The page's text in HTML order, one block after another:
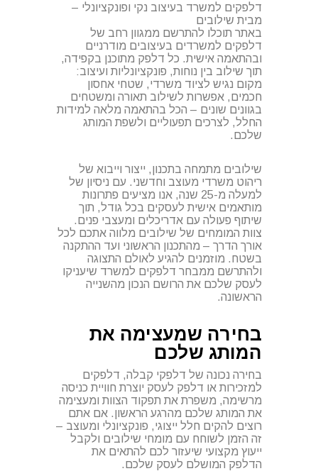
דלפקים למשרד בעיצוב נקי ופונקציונלי –
מבית שילובים
באתר תוכלו להתרשם ממגוון רחב של
דלפקים למשרדים בעיצובים מודרניים
ובהתאמה אישית. כל דלפק מתוכנן בקפידה,
תוך שילוב בין נוחות, פונקציונליות ועיצוב:
מקום נגיש לציוד משרדי, שטחי אחסון
חכמים, אפשרות לשילוב תאורה ומשטחים
בגוונים שונים – הכל בהתאמה מלאה למידות
החלל, לצרכים תפעוליים ולשפת המותג
שלכם.
שילובים מתמחה בתכנון, ייצור וייבוא של
ריהוט משרדי מעוצב וחדשני. עם ניסיון של
למעלה מ-25 שנה, אנו מציעים פתרונות
מותאמים אישית לעסקים בכל גודל, תוך
שיתוף פעולה עם אדריכלים ומעצבי פנים.
צוות המומחים של שילובים מלווה אתכם לכל
אורך הדרך – מהתכנון הראשוני ועד ההתקנה
בשטח. מוזמנים להגיע לאולם התצוגה
ולהתרשם ממבחר דלפקים למשרד שיעניקו
לעסק שלכם את הרושם הנכון מהשנייה
הראשונה.
בחירה שמעצימה את
המותג שלכם
בחירה נכונה של דלפקי קבלה, דלפקים
למזכירות או דלפק לעסק יוצרת חוויית כניסה
מרשימה, משפרת את תפקוד הצוות ומעצימה
את המותג שלכם מהרגע הראשון. אם אתם
רוצים להקים חלל ייצוגי, פונקציונלי ומעוצב –
זה הזמן לשוחח עם מומחי שילובים ולקבל
ייעוץ מקצועי שיעזור לכם להתאים את
הדלפק המושלם לעסק שלכם.